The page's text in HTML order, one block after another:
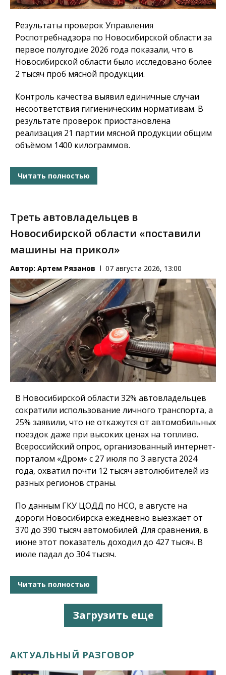
Результаты проверок Управления
Роспотребнадзора по Новосибирской области за
первое полугодие 2026 года показали, что в
Новосибирской области было исследовано более
2 тысяч проб мясной продукции.
Контроль качества выявил единичные случаи
несоответствия гигиеническим нормативам. В
результате проверок приостановлена
реализация 21 партии мясной продукции общим
объёмом 1400 килограммов.
Читать полностью
Треть автовладельцев в
Новосибирской области «поставили
машины на прикол»
Автор: Артем Рязанов 07 августа 2026, 13:00
В Новосибирской области 32% автовладельцев
сократили использование личного транспорта, а
25% заявили, что не откажутся от автомобильных
поездок даже при высоких ценах на топливо.
Всероссийский опрос, организованный интернет-
порталом «Дром» с 27 июля по 3 августа 2024
года, охватил почти 12 тысяч автолюбителей из
разных регионов страны.
По данным ГКУ ЦОДД по НСО, в августе на
дороги Новосибирска ежедневно выезжает от
370 до 390 тысяч автомобилей. Для сравнения, в
июне этот показатель доходил до 427 тысяч. В
июле падал до 304 тысяч.
Читать полностью
Загрузить еще
АКТУАЛЬНЫЙ РАЗГОВОР